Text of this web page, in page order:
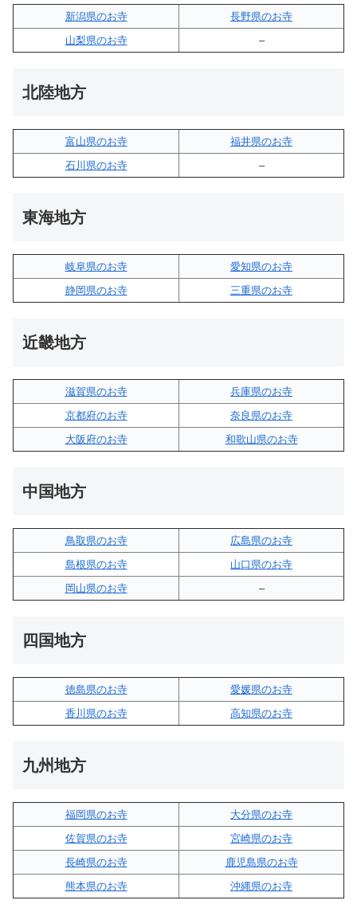
新潟県のお寺
長野県のお寺
山梨県のお寺
–
北陸地方
富山県のお寺
福井県のお寺
石川県のお寺
–
東海地方
岐阜県のお寺
愛知県のお寺
静岡県のお寺
三重県のお寺
近畿地方
滋賀県のお寺
兵庫県のお寺
京都府のお寺
奈良県のお寺
大阪府のお寺
和歌山県のお寺
中国地方
鳥取県のお寺
広島県のお寺
島根県のお寺
山口県のお寺
岡山県のお寺
–
四国地方
徳島県のお寺
愛媛県のお寺
香川県のお寺
高知県のお寺
九州地方
福岡県のお寺
大分県のお寺
佐賀県のお寺
宮崎県のお寺
長崎県のお寺
鹿児島県のお寺
熊本県のお寺
沖縄県のお寺